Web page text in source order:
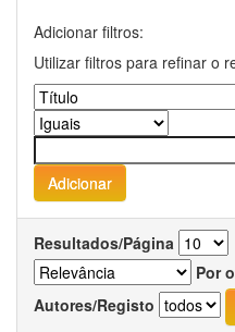
Adicionar filtros:
Utilizar filtros para refinar o
Resultados/Página
Por
Autores/Registo